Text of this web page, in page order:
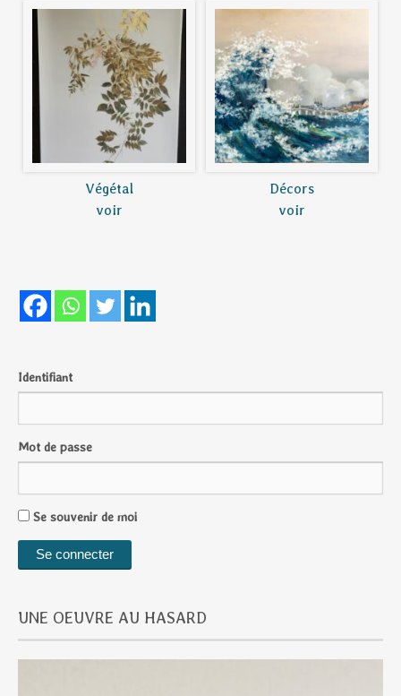
Végétal
voir
Décors
voir
Identifiant
Mot de passe
Se souvenir de moi
UNE OEUVRE AU HASARD